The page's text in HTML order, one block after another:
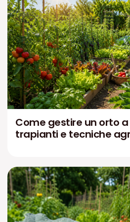
Come gestire un orto
trapianti e tecniche